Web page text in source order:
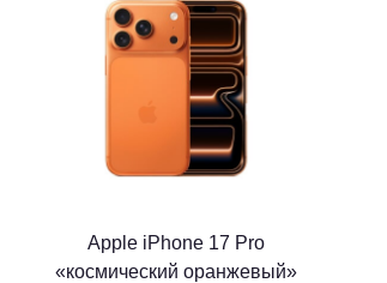
Apple iPhone 17 Pro
«космический оранжевый»